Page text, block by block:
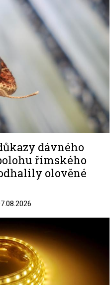
dávného
římského
olověné